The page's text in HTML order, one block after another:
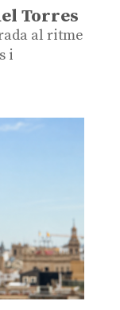
Torres
al ritme
i